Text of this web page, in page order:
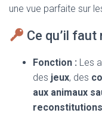
une vue parfaite sur
Ce qu’il faut
Fonction : Les
des jeux, des
aux animaux